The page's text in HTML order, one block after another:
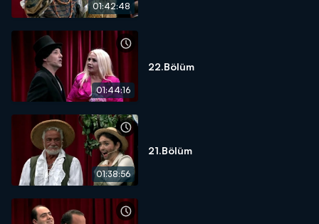
01:42:48
01:44:16
22.Bölüm
01:38:56
21.Bölüm